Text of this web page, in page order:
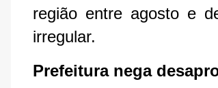
região entre agosto e
irregular.
Prefeitura nega